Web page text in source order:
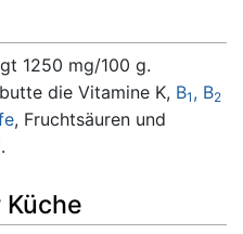
1250 mg/100 g.
die Vitamine K, B1 , B2
, Fruchtsäuren und
.